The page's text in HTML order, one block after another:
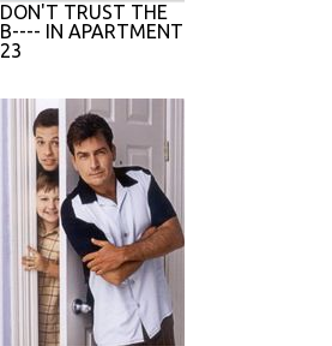
DON'T TRUST THE
B---- IN APARTMENT
23